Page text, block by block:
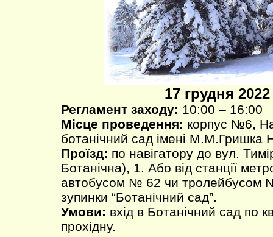
17 грудня
Регламент заходу: 10:00 – 16:00
Місце проведення: корпус №6,
ботанічний сад імені М.М.Гришка
Проїзд: по навігатору до вул.
Ботанічна), 1. Або від станції
автобусом № 62 чи тролейбусом
зупинки “Ботанічний сад”.
Умови: вхід в Ботанічний сад по
прохідну.